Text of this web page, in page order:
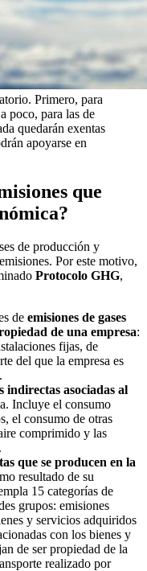
Primero, para
poco, para las de
quedarán exentas
apoyarse en
que
de producción y
Por este motivo,
Protocolo GHG,
de emisiones de gases
de una empresa:
fijas, de
del que la empresa es
indirectas asociadas al
Incluye el consumo
el consumo de otras
comprimido y las
que se producen en la
resultado de su
15 categorías de
grupos: emisiones
y servicios adquiridos
con los bienes y
de ser propiedad de la
realizado por